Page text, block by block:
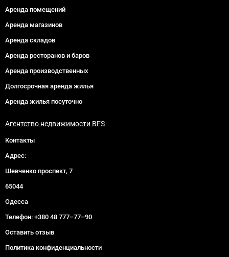
Аренда помещений
Аренда магазинов
Аренда складов
Аренда ресторанов и баров
Аренда производственных
Долгосрочная аренда жилья
Аренда жилья посуточно
Агентство недвижимости BFS
Контакты
Адрес:
Шевченко проспект, 7
65044
Одесса
Телефон: +380 48 777–77–90
Оставить отзыв
Политика конфиденциальности